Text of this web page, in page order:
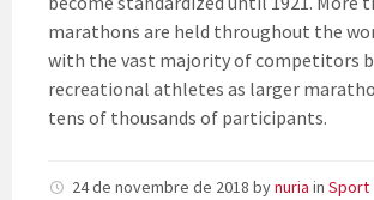
marathons are held throughout the
with the vast majority of competitors
recreational athletes as larger
tens of thousands of participants.
24 de novembre de 2018 bynuria in Sport